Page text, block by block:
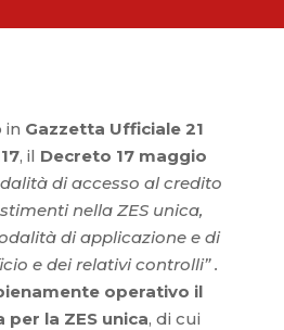
in Gazzetta Ufficiale 21
, il Decreto 17 maggio
di accesso al credito
nella ZES unica,
di applicazione e di
e dei relativi controlli” .
operativo il
la ZES unica, di cui